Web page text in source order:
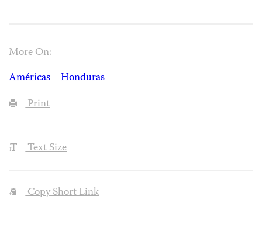
More On:
Américas
Honduras
Print
Text Size
Copy Short Link